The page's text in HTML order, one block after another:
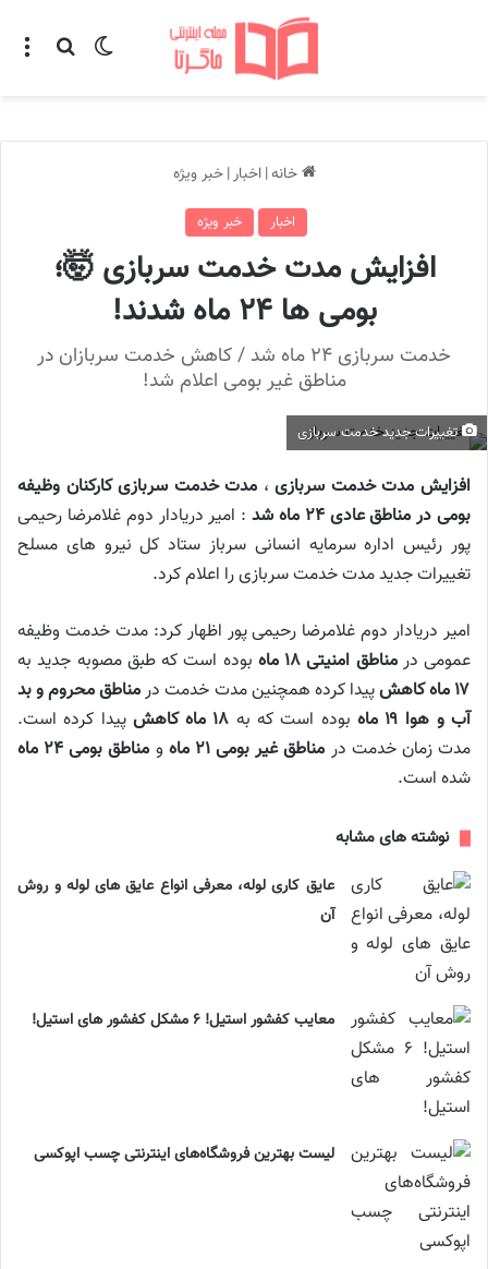
تغییر پوسته
خانه| اخبار| خبر ویژه
اخبار خبر ویژه
افزایش مدت خدمت سربازی 🤯؛
بومی ها ۲۴ ماه شدند!
خدمت سربازی ۲۴ ماه شد / کاهش خدمت سربازان در
مناطق غیر بومی اعلام شد!
تغییرات جدید خدمت سربازی
افزایش مدت خدمت سربازی، مدت خدمت سربازی کارکنان وظیفه
بومی در مناطق عادی ۲۴ ماه شد
: امیر دریادار دوم غلامرضا رحیمی
پور رئیس اداره سرمایه انسانی سرباز ستاد کل نیرو های مسلح
تغییرات جدید مدت خدمت سربازی را اعلام کرد.
امیر دریادار دوم غلامرضا رحیمی پور اظهار کرد: مدت خدمت وظیفه
عمومی درمناطق امنیتی ۱۸ ماه
بوده است که طبق مصوبه جدید به
۱۷ ماه کاهش
پیدا کرده همچنین مدت خدمت درمناطق محروم و بد
آب و هوا ۱۹ ماه
بوده است که به
پیدا کرده است.
مدت زمان خدمت در مناطق غیر بومی ۲۱ ماه و مناطق بومی ۲۴ ماه
شده است.
نوشته های مشابه
عایق کاری لوله، معرفی انواع عایق های لوله و روش
آن
معایب کفشور استیل! ۶ مشکل کفشور های استیل!
لیست بهترین فروشگاه‌های اینترنتی چسب اپوکسی